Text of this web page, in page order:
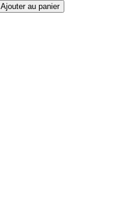
Ajouter au panier